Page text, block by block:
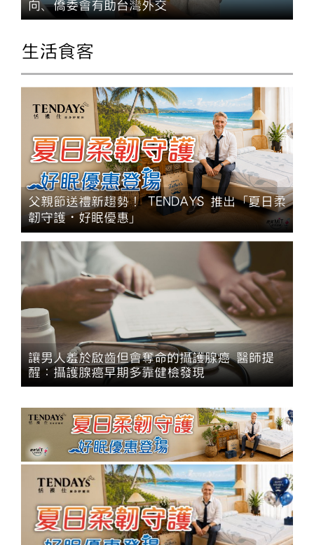
向、僑委會有助台灣外交
生活食客
父親節送禮新趨勢！ TENDAYS 推出「夏日柔
韌守護・好眠優惠」
讓男人羞於啟齒但會奪命的攝護腺癌 醫師提
醒：攝護腺癌早期多靠健檢發現